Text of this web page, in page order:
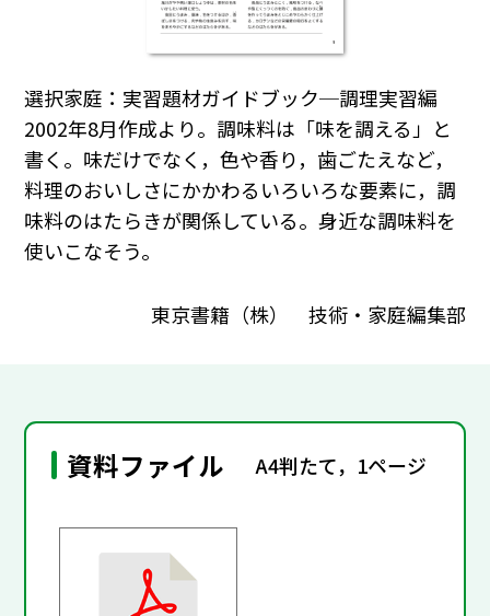
選択家庭：実習題材ガイドブック─調理実習編
2002年8月作成より。調味料は「味を調える」と
書く。味だけでなく，色や香り，歯ごたえなど，
料理のおいしさにかかわるいろいろな要素に，調
味料のはたらきが関係している。身近な調味料を
使いこなそう。
東京書籍（株） 技術・家庭編集部
資料ファイル A4判たて，1ページ